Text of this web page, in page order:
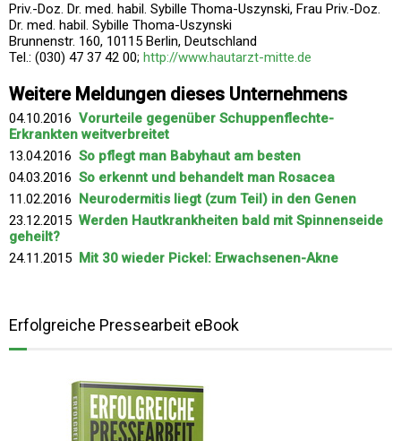
Priv.-Doz. Dr. med. habil. Sybille Thoma-Uszynski, Frau Priv.-Doz.
Dr. med. habil. Sybille Thoma-Uszynski
Brunnenstr. 160, 10115 Berlin, Deutschland
Tel.: (030) 47 37 42 00; http://www.hautarzt-mitte.de
Weitere Meldungen dieses Unternehmens
04.10.2016 Vorurteile gegenüber Schuppenflechte-
Erkrankten weitverbreitet
13.04.2016 So pflegt man Babyhaut am besten
04.03.2016 So erkennt und behandelt man Rosacea
11.02.2016 Neurodermitis liegt (zum Teil) in den Genen
23.12.2015 Werden Hautkrankheiten bald mit Spinnenseide
geheilt?
24.11.2015 Mit 30 wieder Pickel: Erwachsenen-Akne
Erfolgreiche Pressearbeit eBook